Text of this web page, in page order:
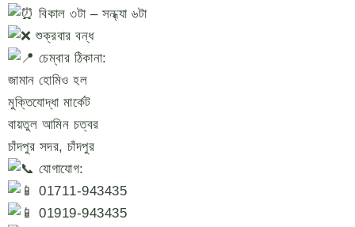
বিকাল ৩টা – সন্ধ্যা ৬টা
শুক্রবার বন্ধ
চেম্বার ঠিকানা:
জামান হোমিও হল
মুক্তিযোদ্ধা মার্কেট
বায়তুল আমিন চত্বর
চাঁদপুর সদর, চাঁদপুর
যোগাযোগ:
01711-943435
01919-943435